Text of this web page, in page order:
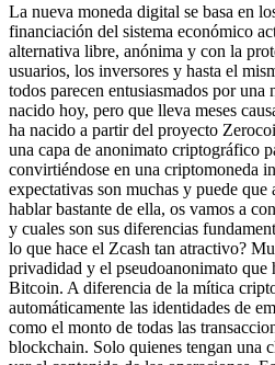
La nueva moneda digital se basa en
financiación del sistema económico
alternativa libre, anónima y con la
usuarios, los inversores y hasta el
todos parecen entusiasmados por una
nacido hoy, pero que lleva meses
ha nacido a partir del proyecto
una capa de anonimato criptográfico
convirtiéndose en una criptomoneda
expectativas son muchas y puede que
hablar bastante de ella, os vamos a
y cuales son sus diferencias
lo que hace el Zcash tan atractivo?
privadidad y el pseudoanonimato que
Bitcoin. A diferencia de la mítica
automáticamente las identidades de
como el monto de todas las
blockchain. Solo quienes tengan una